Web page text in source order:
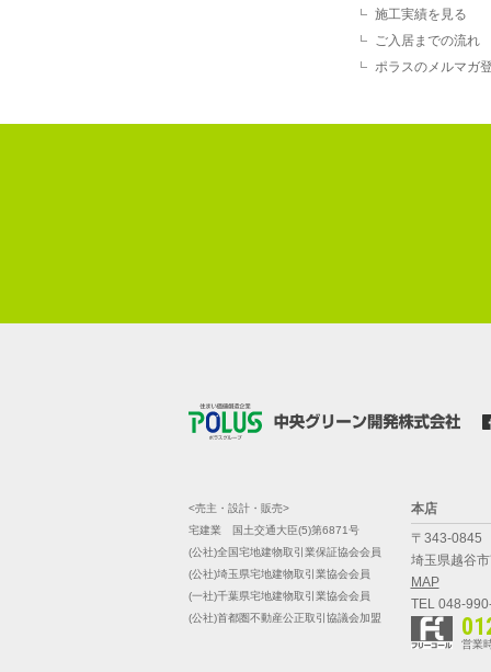
施工実績を見る
ご入居までの流れ
ポラスのメルマガ
<売主・設計・販売>
宅建業 国土交通大臣(5)第6871号
(公社)全国宅地建物取引業保証協会会員
(公社)埼玉県宅地建物取引業協会会員
(一社)千葉県宅地建物取引業協会会員
(公社)首都圏不動産公正取引協議会加盟
本店
〒343-0845
埼玉県越谷
MAP
TEL 048-
営業